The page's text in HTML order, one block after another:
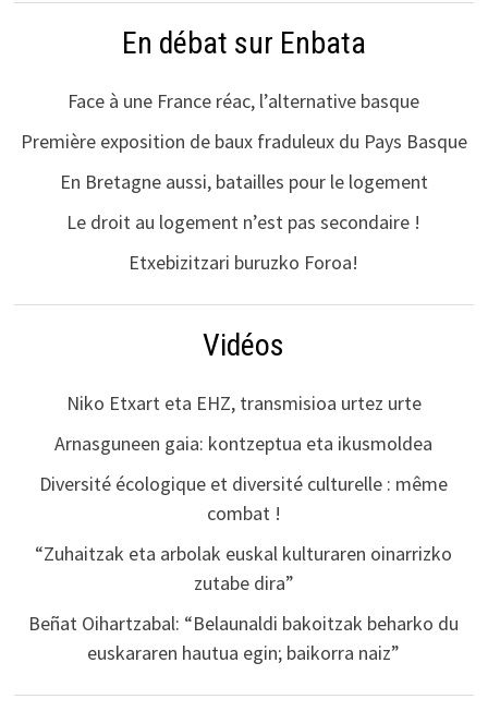
En débat sur Enbata
Face à une France réac, l’alternative basque
Première exposition de baux fraduleux du Pays Basque
En Bretagne aussi, batailles pour le logement
Le droit au logement n’est pas secondaire !
Etxebizitzari buruzko Foroa!
Vidéos
Niko Etxart eta EHZ, transmisioa urtez urte
Arnasguneen gaia: kontzeptua eta ikusmoldea
Diversité écologique et diversité culturelle : même
combat !
“Zuhaitzak eta arbolak euskal kulturaren oinarrizko
zutabe dira”
Beñat Oihartzabal: “Belaunaldi bakoitzak beharko du
euskararen hautua egin; baikorra naiz”